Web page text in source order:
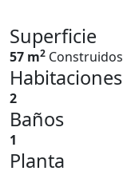
Superficie
57 m2 Construidos
Habitaciones
2
Baños
1
Planta